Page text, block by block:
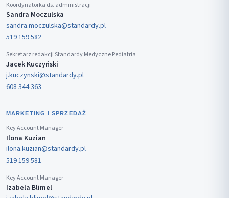
Koordynatorka ds. administracji
Sandra Moczulska
sandra.moczulska@standardy.pl
519 159 582
Sekretarz redakcji Standardy Medyczne Pediatria
Jacek Kuczyński
j.kuczynski@standardy.pl
608 344 363
MARKETING I SPRZEDAŻ
Key Account Manager
Ilona Kuzian
ilona.kuzian@standardy.pl
519 159 581
Key Account Manager
Izabela Blimel